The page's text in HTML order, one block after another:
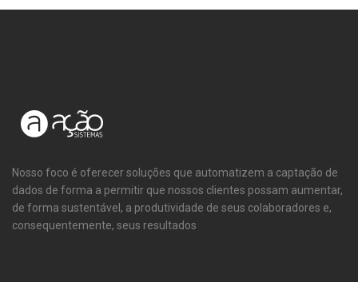
Nosso foco é oferecer soluções que automatizem a captação de
dados de forma a permitir que nossos clientes possam aumentar,
de forma sustentável, a produtividade de seus colaboradores e,
consequentemente, seus resultados